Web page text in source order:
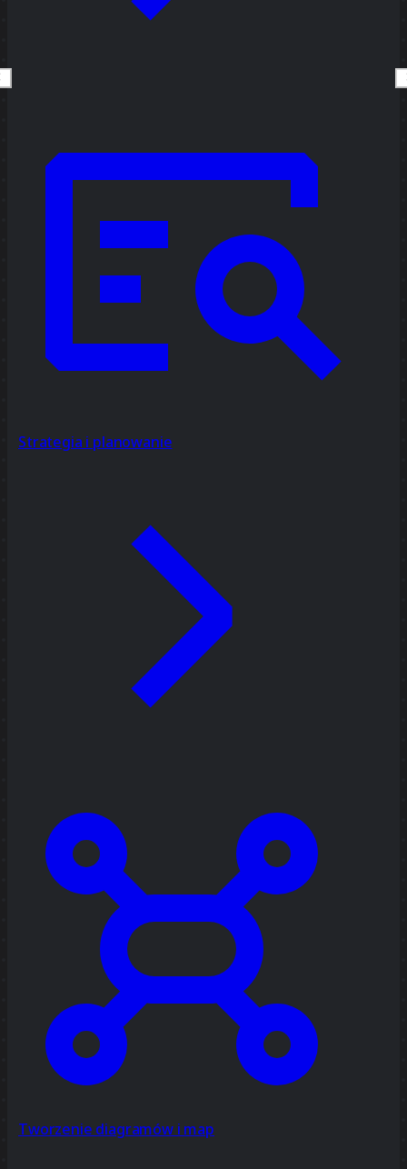
Strategia i planowanie
Tworzenie diagramów i map